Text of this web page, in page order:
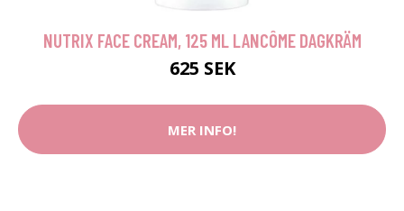
NUTRIX FACE CREAM, 125 ML LANCÔME DAGKRÄM
625 SEK
MER INFO!